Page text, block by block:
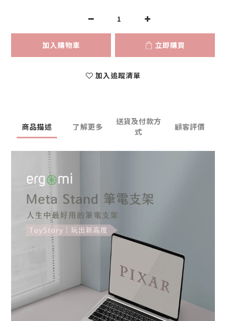
加入購物車 立即購買
加入追蹤清單
商品描述 了解更多
送貨及付款方
式
顧客評價